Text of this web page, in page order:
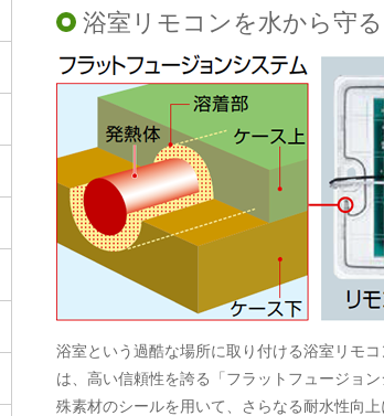
浴室リモコンを水から守
浴室という過酷な場所に取り付ける浴室リモ
は、高い信頼性を誇る「フラットフュージョ
殊素材のシールを用いて、さらなる耐水性向上